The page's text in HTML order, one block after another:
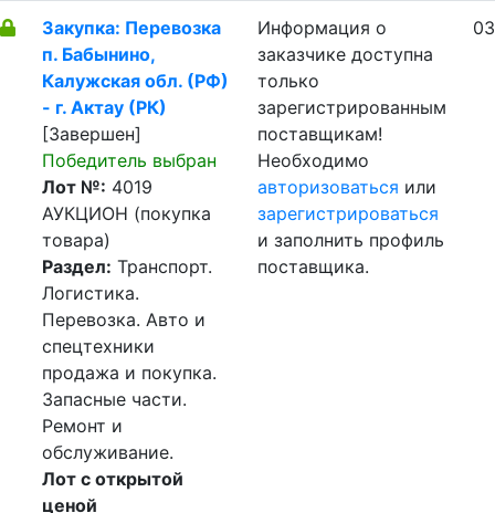
Закупка: Перевозка
п. Бабынино,
Калужская обл. (РФ)
- г. Актау (РК)
[Завершен]
Победитель выбран
Лот №: 4019
АУКЦИОН (покупка
товара)
Раздел: Транспорт.
Логистика.
Перевозка. Авто и
спецтехники
продажа и покупка.
Запасные части.
Ремонт и
обслуживание.
Лот с открытой
ценой
Информация о
заказчике доступна
только
зарегистрированным
поставщикам!
Необходимо
авторизоваться или
зарегистрироваться
и заполнить профиль
поставщика.